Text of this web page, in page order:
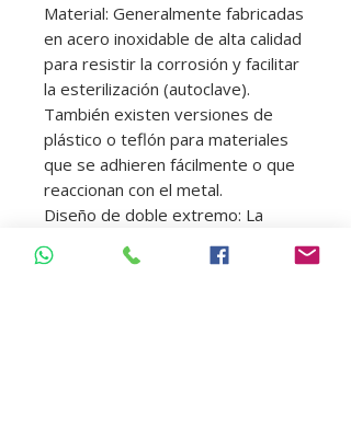
Material: Generalmente fabricadas
en acero inoxidable de alta calidad
para resistir la corrosión y facilitar
la esterilización (autoclave).
También existen versiones de
plástico o teflón para materiales
que se adhieren fácilmente o que
reaccionan con el metal.
Diseño de doble extremo: La
mayoría son instrumentos
"dobles", con una parte activa en